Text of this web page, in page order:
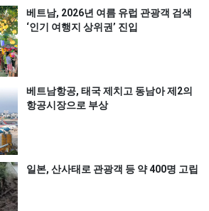
베트남, 2026년 여름 유럽 관광객 검색
‘인기 여행지 상위권’ 진입
베트남항공, 태국 제치고 동남아 제2의
항공시장으로 부상
일본, 산사태로 관광객 등 약 400명 고립